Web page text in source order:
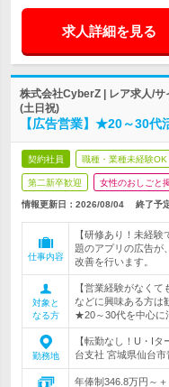
求人詳細を見る
株式会社CyberZ | レア求人/
(土日祝)
【広告営業】★20～30
契約社員 職種・業種未経験OK
第二新卒歓迎 女性のおしごと
情報更新日：2026/08/04 終了予
仕事内容
【研修あり！未経
題のアプリの広告が
改善を行います。
対象と
なる方
【営業経験がなく
などに興味ある方
★20～30代を中心に
勤務地
【転勤なし！U・I
台支社 宮城県仙台
年俸制346.8万円～